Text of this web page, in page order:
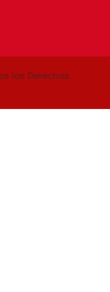
los Derechos